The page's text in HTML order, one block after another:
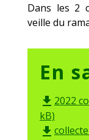
Dans les 2
veille du
En
file_download 2022
kB)
file_download